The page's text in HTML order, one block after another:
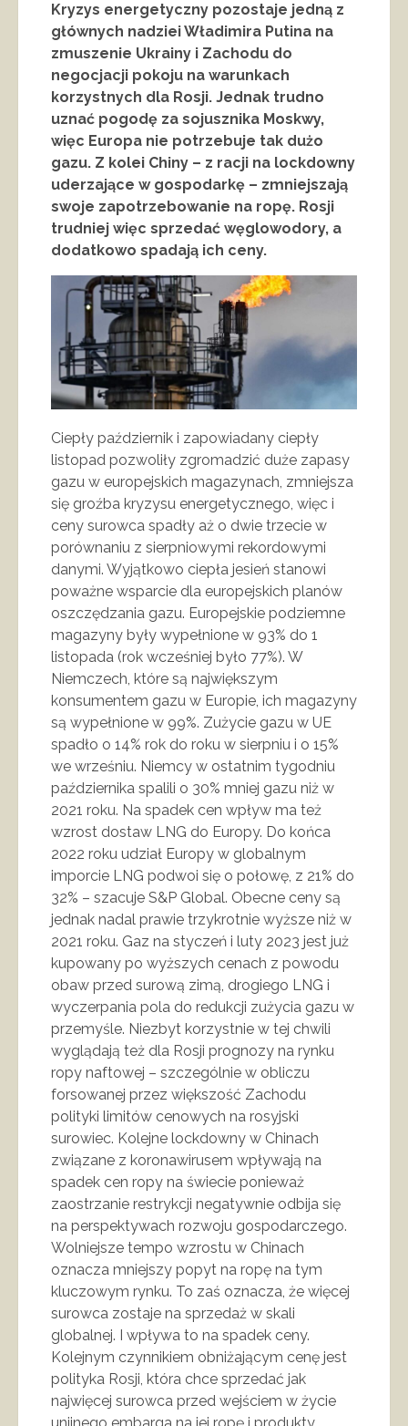
Kryzys energetyczny pozostaje jedną z
głównych nadziei Władimira Putina na
zmuszenie Ukrainy i Zachodu do
negocjacji pokoju na warunkach
korzystnych dla Rosji. Jednak trudno
uznać pogodę za sojusznika Moskwy,
więc Europa nie potrzebuje tak dużo
gazu. Z kolei Chiny – z racji na lockdowny
uderzające w gospodarkę – zmniejszają
swoje zapotrzebowanie na ropę. Rosji
trudniej więc sprzedać węglowodory, a
dodatkowo spadają ich ceny.
Ciepły październik i zapowiadany ciepły
listopad pozwoliły zgromadzić duże zapasy
gazu w europejskich magazynach, zmniejsza
się groźba kryzysu energetycznego, więc i
ceny surowca spadły aż o dwie trzecie w
porównaniu z sierpniowymi rekordowymi
danymi. Wyjątkowo ciepła jesień stanowi
poważne wsparcie dla europejskich planów
oszczędzania gazu. Europejskie podziemne
magazyny były wypełnione w 93% do 1
listopada (rok wcześniej było 77%). W
Niemczech, które są największym
konsumentem gazu w Europie, ich magazyny
są wypełnione w 99%. Zużycie gazu w UE
spadło o 14% rok do roku w sierpniu i o 15%
we wrześniu. Niemcy w ostatnim tygodniu
października spalili o 30% mniej gazu niż w
2021 roku. Na spadek cen wpływ ma też
wzrost dostaw LNG do Europy. Do końca
2022 roku udział Europy w globalnym
imporcie LNG podwoi się o połowę, z 21% do
32% – szacuje S&P Global. Obecne ceny są
jednak nadal prawie trzykrotnie wyższe niż w
2021 roku. Gaz na styczeń i luty 2023 jest już
kupowany po wyższych cenach z powodu
obaw przed surową zimą, drogiego LNG i
wyczerpania pola do redukcji zużycia gazu w
przemyśle. Niezbyt korzystnie w tej chwili
wyglądają też dla Rosji prognozy na rynku
ropy naftowej – szczególnie w obliczu
forsowanej przez większość Zachodu
polityki limitów cenowych na rosyjski
surowiec. Kolejne lockdowny w Chinach
związane z koronawirusem wpływają na
spadek cen ropy na świecie ponieważ
zaostrzanie restrykcji negatywnie odbija się
na perspektywach rozwoju gospodarczego.
Wolniejsze tempo wzrostu w Chinach
oznacza mniejszy popyt na ropę na tym
kluczowym rynku. To zaś oznacza, że więcej
surowca zostaje na sprzedaż w skali
globalnej. I wpływa to na spadek ceny.
Kolejnym czynnikiem obniżającym cenę jest
polityka Rosji, która chce sprzedać jak
najwięcej surowca przed wejściem w życie